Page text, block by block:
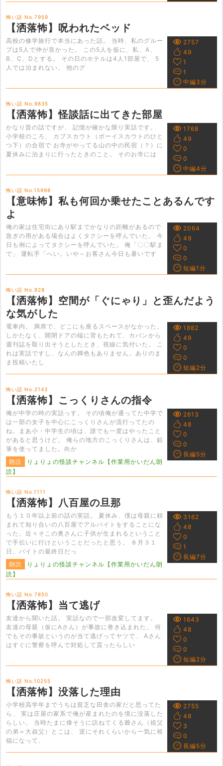
怖い話 No.7959
【洒落怖】呪われたベッド
高校の修学旅行で本当にあった話。 当時、私のグルー
プは5人で仲が良かった。 この5人を仮に、私、A、
B、C、Dとする。 その日のホテルは4人1部屋で、 5
人では泊まれない。 他のグ
2757
49
1
1
中編3分
怖い話 No.9835
【洒落怖】怪談話に出てきた部屋
かなり昔の話ですが、 記憶が確かな限り実話です。
小学校のころ、 カブスカウト（ボーイスカウトのひと
つ下）の合宿で お寺がやってる山の中の民宿（？）に
夏休みに泊まりに行ったときのこと。 そのお寺には
1768
49
0
0
中編4分
怖い話 No.15998
【意味怖】私も何回か乗せたことあるんです
よ
俺の家は住宅街にあり駅までかなりの距離があるので
急ぎの用がある場合はよくタクシーを呼んでいた。 今
日も例によってタクシーを呼んでいた。 俺「〇〇駅ま
で」 運転手「へい。いや～お客さん今日も暑いです
2064
49
0
0
短編1分
怖い話 No.928
【洒落怖】空間が「ぐにゃり」と歪んだよう
な気がした
電車内。 満席で、どこにも座るスペースがなかった。
しかたなく、開閉ドアの端に背もたれて、カバンから
週刊誌を取り出そうとしたとき、視線に気付いた。 こ
れは実話ですし、なんの脚色もありません。ありのま
ま投稿いたし
1882
49
0
0
短編2分
怖い話 No.2143
【洒落怖】こっくりさんの指令
俺が中学の時の実話っす。 その頃俺が通ってた中学で
は一部の女子を中心にこっくりさんが流行ってたの
ね。まあ小・中学生の頃は、誰でも一度はやったこと
があると思うけど。 俺らの地方のこっくりさんは、鉛
筆を使ってました。向か
朗読
りょりょの怪談チャンネル【作業用かいだん朗
読】
2613
48
0
0
長編5分
怖い話 No.1111
【洒落怖】八百屋の旦那
もう１０年以上前の話の実話。 夏休み、僕は母親に頼
まれて知り合いの八百屋でアルバイトをすることにな
った。近々そこの奥さんに子供が生まれるということ
で手伝いに行けということだったと思う。 ８月３１
日、バイトの最終日だっ
朗読
りょりょの怪談チャンネル【作業用かいだん朗
読】
3162
48
0
1
長編7分
怖い話 No.7850
【洒落怖】当て逃げ
友達から聞いた話。 実話なので一部改変してます。
友達の母親（仮にAさん）が事故に巻き込まれた。 何
でもその事故というのが当て逃げってヤツで、 Aさん
はすぐに警察を呼んで対処して貰ったらしい
1643
48
0
0
短編2分
怖い話 No.10255
【洒落怖】没落した理由
小学校高学年までうちは貧乏な田舎の家だと思ってた
ら、 実は庄屋の家系で俺が産まれたのを境に没落した
らしい。 当時たまに偉そうに訪ねてくる爺さん（祖父
の弟＝大叔父）とこは、 逆にそれくらいから一気に裕
福になって、
2755
48
3
0
長編5分